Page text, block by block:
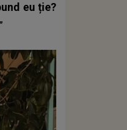
eu ție?
”